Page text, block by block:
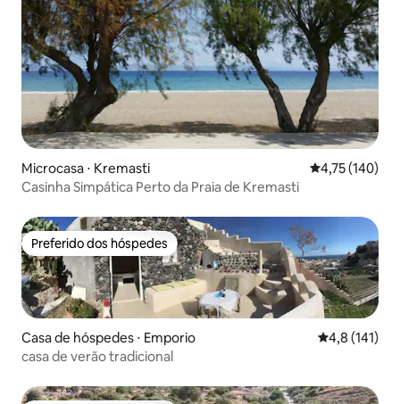
Microcasa ⋅ Kremasti 4,75 de uma
4,75 (140)
Casinha Simpática Perto da Praia de Kremasti
Preferido dos hóspedes
Preferido dos hóspedes
Casa de hóspedes ⋅ Emporio 4,8 de uma
4,8 (141)
casa de verão tradicional